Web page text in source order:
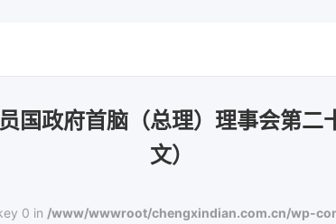
国政府首脑（总理）理事会第二
文）
0 in /www/wwwroot/chengxindian.com.cn/wp-